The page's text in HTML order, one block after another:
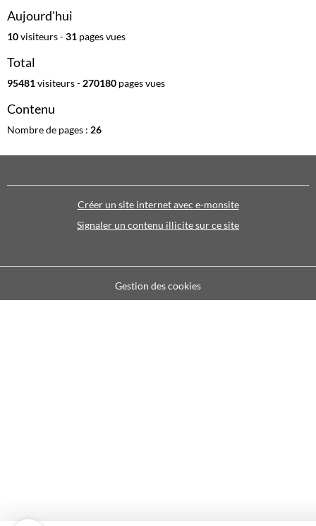
Aujourd'hui
10visiteurs -31 pages vues
Total
95481visiteurs - 270180 pages vues
Contenu
Nombre de pages : 26
Créer un site internet avec e-monsite
Signaler un contenu illicite sur ce site
Gestion des cookies